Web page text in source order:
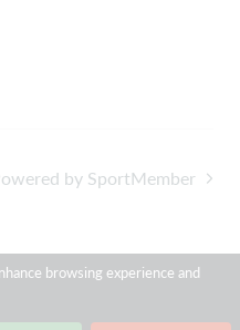
by SportMember
browsing experience and